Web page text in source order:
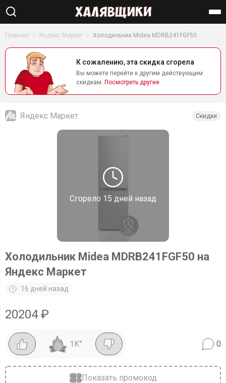
Найти
Главная Яндекс Маркет Холодильник Midea MDRB241FGF50
К сожалению, эта скидка сгорела
Вы можете перейти к другим действующим
скидкам. Посмотреть другие
Сгорело 15 дней назад
Яндекс Маркет Скидки
Холодильник Midea MDRB241FGF50 на
Яндекс Маркет
16 дней назад
20204₽
1K° 0
Показать промокод